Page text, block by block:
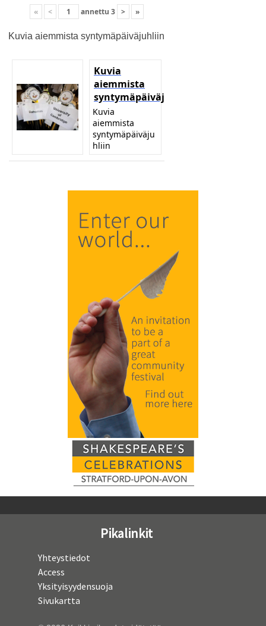
« < annettu 3 > »
Kuvia aiemmista syntymäpäiväjuhliin
Kuvia
aiemmista
syntymäpäiväjuhliin
Kuvia
aiemmista
syntymäpäiväju
hliin
Pikalinkit
Yhteystiedot
Access
Yksityisyydensuoja
Sivukartta